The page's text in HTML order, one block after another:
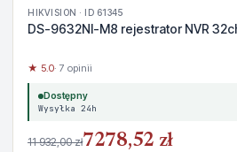
HIKVISION · ID 61345
DS-9632NI-M8 rejestrator NVR
★ 5.0· 7 opinii
Dostępny
Wysyłka 24h
11 932,00 zł7278,52 zł